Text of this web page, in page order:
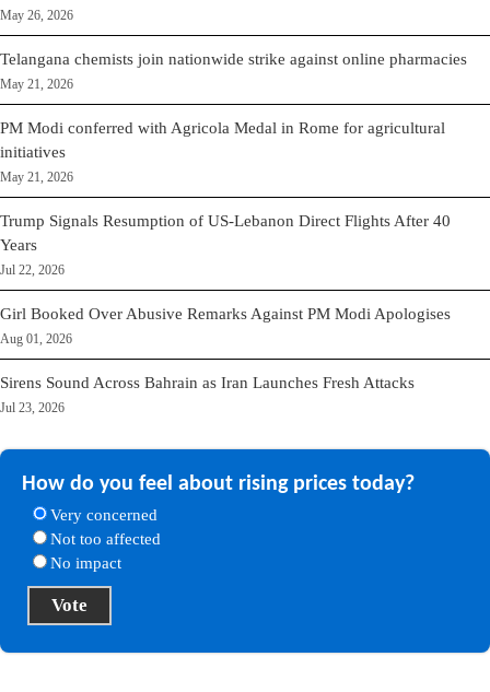
May 26, 2026
Telangana chemists join nationwide strike against online pharmacies
May 21, 2026
PM Modi conferred with Agricola Medal in Rome for agricultural
initiatives
May 21, 2026
Trump Signals Resumption of US-Lebanon Direct Flights After 40
Years
Jul 22, 2026
Girl Booked Over Abusive Remarks Against PM Modi Apologises
Aug 01, 2026
Sirens Sound Across Bahrain as Iran Launches Fresh Attacks
Jul 23, 2026
How do you feel about rising prices today?
Very concerned
Not too affected
No impact